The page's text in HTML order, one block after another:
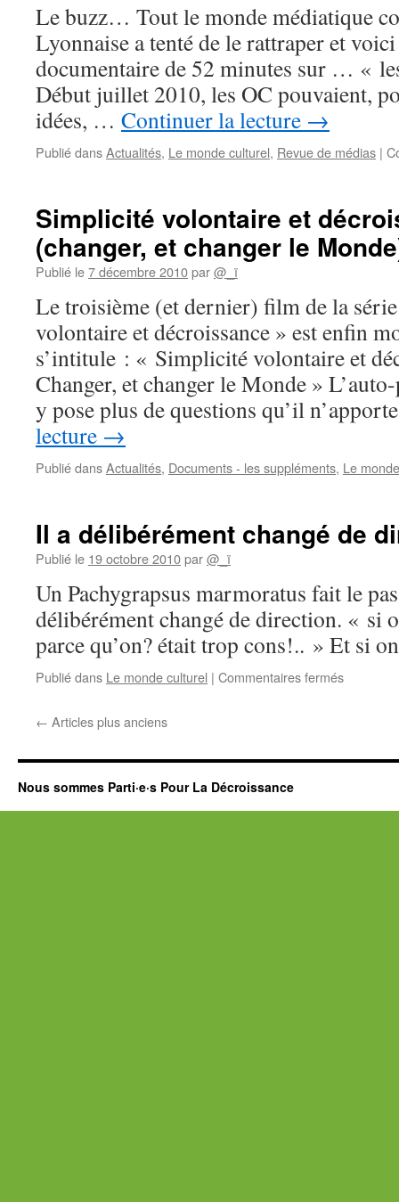
Le buzz… Tout le monde médiatique
Lyonnaise a tenté de le rattraper et
documentaire de 52 minutes sur … «
Début juillet 2010, les OC pouvaient,
idées, … Continuer la lecture →
Publié dansActualités, Le monde culturel, Revue de médias |
Simplicité volontaire et
(changer, et changer le
Publié le7 décembre 2010par@_ï
Le troisième (et dernier) film de la
volontaire et décroissance » est enfin
s’intitule : « Simplicité volontaire et
Changer, et changer le Monde »
y pose plus de questions qu’il
lecture →
Publié dansActualités, Documents - les suppléments, Le
Il a délibérément changé de
Publié le 19 octobre 2010par@_ï
Un Pachygrapsus marmoratus fait le
délibérément changé de direction. « si
parce qu’on? était trop cons!.. » Et si
Publié dans Le monde culturel | Commentaires ferméssur
de
← Articles plus anciens
Nous sommes Parti·e·s Pour La Décroissance